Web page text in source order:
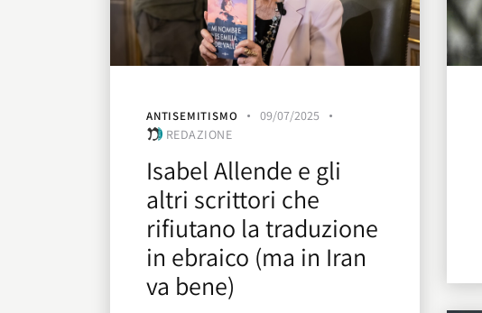
ANTISEMITISMO
09/07/2025
REDAZIONE
Isabel Allende e gli
altri scrittori che
rifiutano la traduzione
in ebraico (ma in Iran
va bene)